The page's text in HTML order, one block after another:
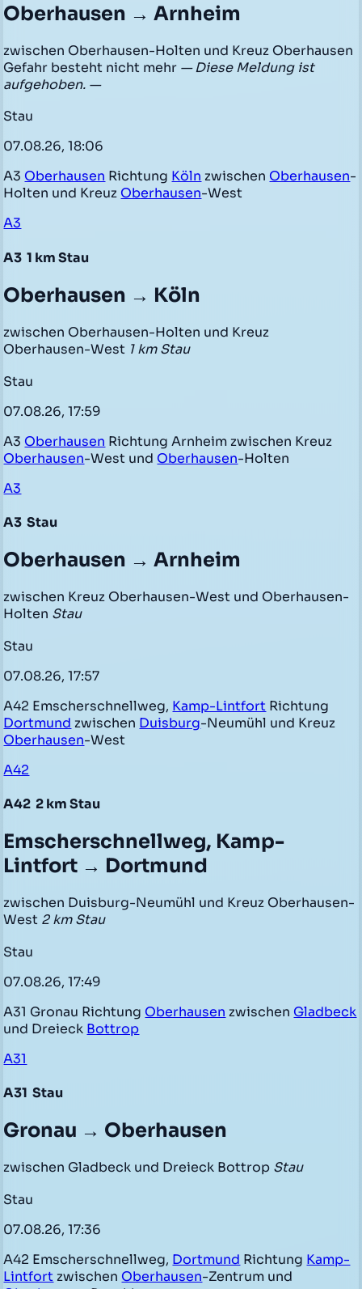
Oberhausen → Arnheim
zwischen Oberhausen-Holten und Kreuz Oberhausen
Gefahr besteht nicht mehr — Diese Meldung ist
aufgehoben. —
Stau
07.08.26, 18:06
A3 Oberhausen Richtung Köln zwischen Oberhausen-
Holten und Kreuz Oberhausen-West
A3
A3 1 km Stau
Oberhausen → Köln
zwischen Oberhausen-Holten und Kreuz
Oberhausen-West 1 km Stau
Stau
07.08.26, 17:59
A3 Oberhausen Richtung Arnheim zwischen Kreuz
Oberhausen-West und Oberhausen-Holten
A3
A3 Stau
Oberhausen → Arnheim
zwischen Kreuz Oberhausen-West und Oberhausen-
Holten Stau
Stau
07.08.26, 17:57
A42 Emscherschnellweg, Kamp-Lintfort Richtung
Dortmund zwischen Duisburg-Neumühl und Kreuz
Oberhausen-West
A42
A42 2 km Stau
Emscherschnellweg, Kamp-
Lintfort → Dortmund
zwischen Duisburg-Neumühl und Kreuz Oberhausen-
West 2 km Stau
Stau
07.08.26, 17:49
A31 Gronau Richtung Oberhausen zwischen Gladbeck
und Dreieck Bottrop
A31
A31 Stau
Gronau → Oberhausen
zwischen Gladbeck und Dreieck Bottrop Stau
Stau
07.08.26, 17:36
A42 Emscherschnellweg, Dortmund Richtung Kamp-
Lintfort zwischen Oberhausen-Zentrum und